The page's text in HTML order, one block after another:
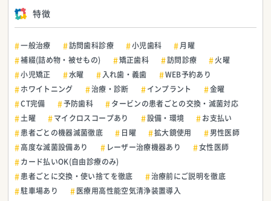
特徴
一般治療 訪問歯科診療 小児歯科
月曜
補綴(詰め物・被せもの)
矯正歯科 訪問診療
火曜
小児矯正
水曜 入れ歯・義歯
WEB予約あり
ホワイトニング
治療・診断 インプラント
金曜
CT完備
予防歯科
タービンの患者ごとの交換・滅菌対応
土曜
マイクロスコープあり 設備・環境
お支払い
患者ごとの機器滅菌徹底
日曜 拡大鏡使用
男性医師
高度な滅菌設備あり
レーザー治療機器あり
女性医師
カード払いOK(自由診療のみ)
患者ごとに交換・使い捨てを徹底
治療前にご説明を徹底
駐車場あり
医療用高性能空気清浄装置導入